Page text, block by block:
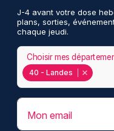
J-4 avant votre dose
plans, sorties,
chaque jeudi.
40 - Landes
Choisir mes
Mon email